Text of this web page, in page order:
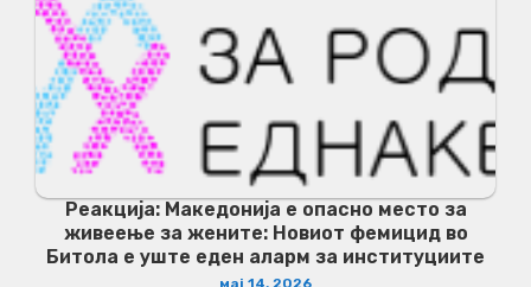
Реакција: Македонија е опасно место за
живеење за жените: Новиот фемицид во
Битола е уште еден аларм за институциите
мај 14, 2026